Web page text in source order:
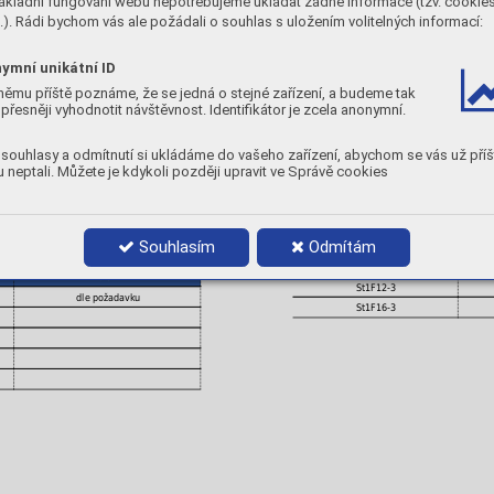
Rádi bychom vás ale požádali o souhlas s uložením volitelných informací:
unikátní ID
příště poznáme, že se jedná o stejné zařízení, a budeme tak
vyhodnotit návštěvnost. Identifikátor je zcela anonymní.
a odmítnutí si ukládáme do vašeho zařízení, abychom se vás už
neptali. Můžete je kdykoli později upravit ve Správě cookies
Souhlasím Odmítám
12,5
800°C
dle požadavku
TVRDOST: 50 – 54 [ HRc ] ve druhé
PLYN:
I1
POLOHY:
PRŮMĚRY A BALENÍ
Objednací číslo
St1F12-3
St1F16-3